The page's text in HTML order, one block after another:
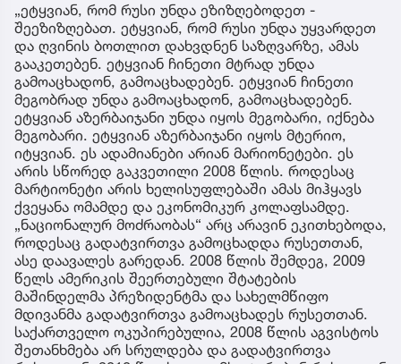
„ეტყვიან, რომ რუსი უნდა ეზიზღებოდეთ -
შეეზიზღებათ. ეტყვიან, რომ რუსი უნდა უყვარდეთ
და ღვინის ბოთლით დახვდნენ საზღვარზე, ამას
გააკეთებენ. ეტყვიან ჩინეთი მტრად უნდა
გამოაცხადონ, გამოაცხადებენ. ეტყვიან ჩინეთი
მეგობრად უნდა გამოაცხადონ, გამოაცხადებენ.
ეტყვიან აზერბაიჯანი უნდა იყოს მეგობარი, იქნება
მეგობარი. ეტყვიან აზერბაიჯანი იყოს მტერიო,
იტყვიან. ეს ადამიანები არიან მარიონეტები. ეს
არის სწორედ გაკვეთილი 2008 წლის. როდესაც
მარტიონეტი არის ხელისუფლებაში ამას მიჰყავს
ქვეყანა ომამდე და ეკონომიკურ კოლაფსამდე.
„ნაციონალურ მოძრაობას“ არც არავინ ეკითხებოდა,
როდესაც გადატვირთვა გამოცხადდა რუსეთთან,
ასე დაავალეს გარედან. 2008 წლის შემდეგ, 2009
წელს ამერიკის შეერთებული შტატების
მაშინდელმა პრეზიდენტმა და სახელმწიფო
მდივანმა გადატვირთვა გამოაცხადეს რუსეთთან.
საქართველო ოკუპირებულია, 2008 წლის აგვისტოს
შეთანხმება არ სრულდება და გადატვირთვა